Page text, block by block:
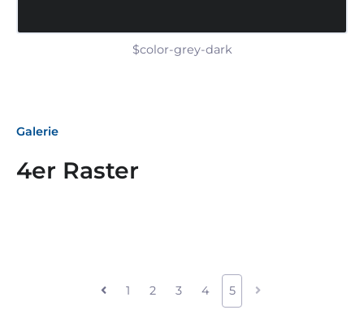
$color-grey-dark
Galerie
4er Raster
1 2 3 4 5